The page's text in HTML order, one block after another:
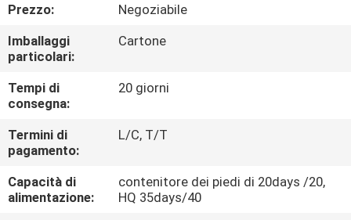
CONTATTACI
NOTIZIE
CASI
MAPPA
Prezzo:
Negoziabile
Imballaggi
particolari:
Cartone
Tempi di
consegna:
20 giorni
Termini di
pagamento:
L/C, T/T
Capacità di
alimentazione:
contenitore dei piedi di 20days /20,
HQ 35days/40